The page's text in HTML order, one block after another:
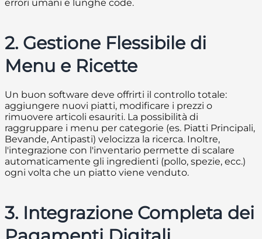
errori umani e lunghe code.
2. Gestione Flessibile di
Menu e Ricette
Un buon software deve offrirti il controllo totale:
aggiungere nuovi piatti, modificare i prezzi o
rimuovere articoli esauriti. La possibilità di
raggruppare i menu per categorie (es. Piatti Principali,
Bevande, Antipasti) velocizza la ricerca. Inoltre,
l'integrazione con l'inventario permette di scalare
automaticamente gli ingredienti (pollo, spezie, ecc.)
ogni volta che un piatto viene venduto.
3. Integrazione Completa dei